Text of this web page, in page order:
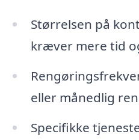
Størrelsen på
kræver mere tid
eller månedlig
Specifikke